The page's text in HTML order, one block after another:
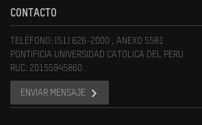
CONTACTO
TELÉFONO: (51) 626-2000 , ANEXO 5581
PONTIFICIA UNIVERSIDAD CATOLICA DEL PERU
RUC: 20155945860
ENVIAR MENSAJE